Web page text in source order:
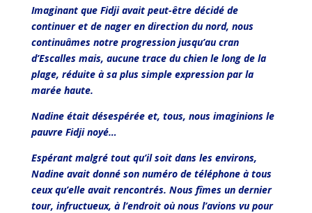
Imaginant que Fidji avait peut-être décidé de
continuer et de nager en direction du nord, nous
continuâmes notre progression jusqu’au cran
d’Escalles mais, aucune trace du chien le long de la
plage, réduite à sa plus simple expression par la
marée haute.
Nadine était désespérée et, tous, nous imaginions le
pauvre Fidji noyé…
Espérant malgré tout qu’il soit dans les environs,
Nadine avait donné son numéro de téléphone à tous
ceux qu’elle avait rencontrés. Nous fîmes un dernier
tour, infructueux, à l’endroit où nous l’avions vu pour